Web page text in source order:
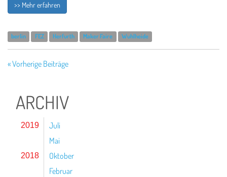
>> Mehr erfahren
berlin FEZ Herfurth Maker Faire Wuhlheide
« Vorherige Beiträge
ARCHIV
2019
Juli
Mai
2018
Oktober
Februar